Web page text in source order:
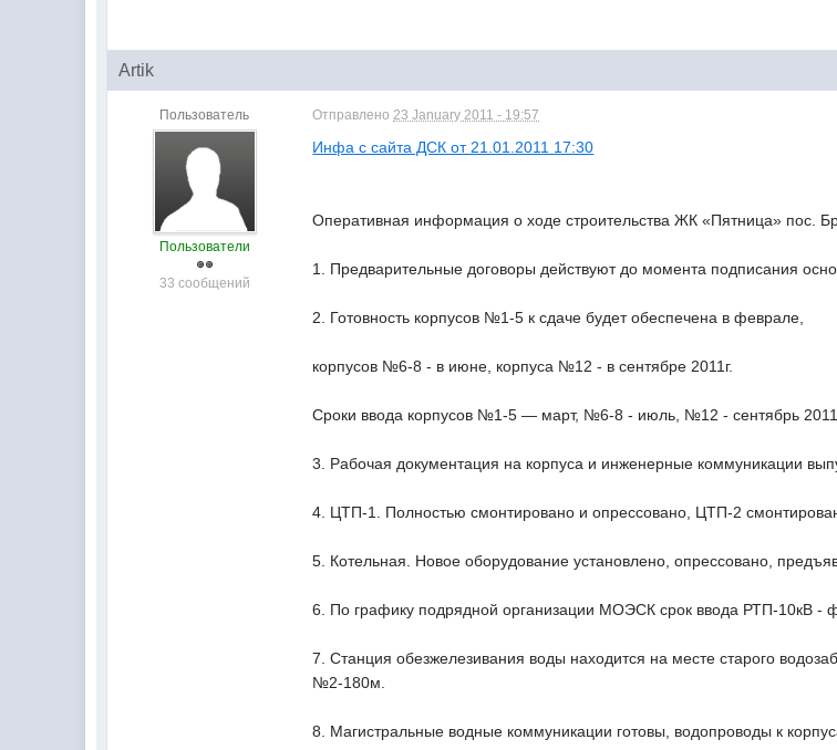
Artik
Пользователь
Пользователи
33 сообщений
Отправлено23 January 2011 - 19:57
Инфа с сайта ДСК от 21.01.2011 17:30
Оперативная информация о ходе строительства ЖК «Пятница» пос.
1. Предварительные договоры действуют до момента подписания
2. Готовность корпусов №1-5 к сдаче будет обеспечена в феврале,
корпусов №6-8 - в июне, корпуса №12 - в сентябре 2011г.
Сроки ввода корпусов №1-5 — март, №6-8 - июль, №12 - сентябрь
3. Рабочая документация на корпуса и инженерные коммуникации
4. ЦТП-1. Полностью смонтировано и опрессовано, ЦТП-2
5. Котельная. Новое оборудование установлено, опрессовано,
6. По графику подрядной организации МОЭСК срок ввода РТП-10кВ -
7. Станция обезжелезивания воды находится на месте старого
№2-180м.
8. Магистральные водные коммуникации готовы, водопроводы к